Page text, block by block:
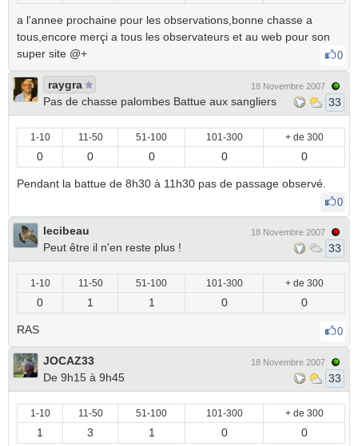
a l'annee prochaine pour les observations,bonne chasse a
tous,encore merçi a tous les observateurs et au web pour son
super site @+
0
raygra
Pas de chasse palombes Battue aux sangliers
18 Novembre 2007
33
1-10 11-50 51-100 101-300 + de 300
0 0 0 0 0
Pendant la battue de 8h30 à 11h30 pas de passage observé.
0
lecibeau
Peut être il n'en reste plus !
18 Novembre 2007
33
1-10 11-50 51-100 101-300 + de 300
0 1 1 0 0
RAS 0
JOCAZ33
De 9h15 à 9h45
18 Novembre 2007
33
1-10 11-50 51-100 101-300 + de 300
1 3 1 0 0